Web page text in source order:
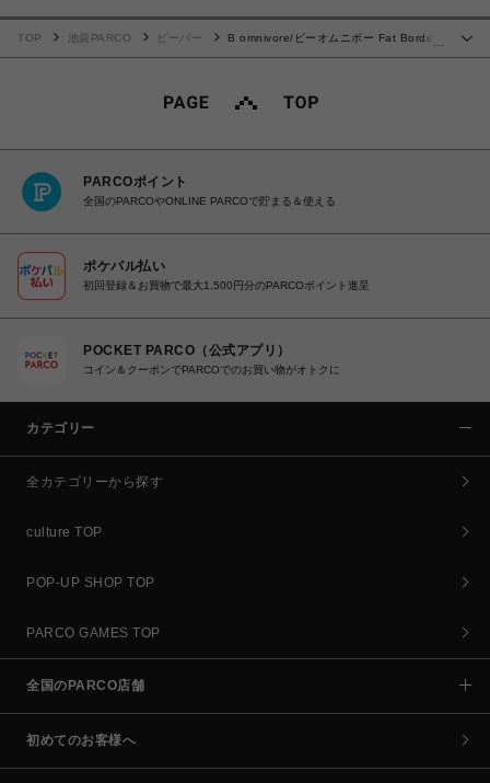
TOP 池袋PARCO ビーバー
B omnivore/ビーオムニボー Fat Border
PARCOポイント
全国のPARCOやONLINE PARCOで貯まる＆使える
ポケパル払い
初回登録＆お買物で最大1,500円分のPARCOポイント進呈
POCKET PARCO（公式アプリ）
コイン＆クーポンでPARCOでのお買い物がオトクに
カテゴリー
全カテゴリーから探す
culture TOP
POP-UP SHOP TOP
PARCO GAMES TOP
全国のPARCO店舗
初めてのお客様へ